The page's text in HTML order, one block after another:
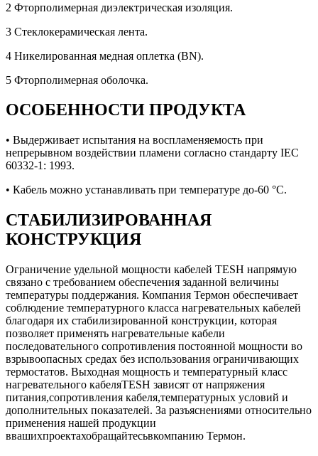
2 Фторполимерная диэлектрическая изоляция.
3 Стеклокерамическая лента.
4 Никелированная медная оплетка (BN).
5 Фторполимерная оболочка.
ОСОБЕННОСТИ ПРОДУКТА
• Выдерживает испытания на воспламеняемость при
непрерывном воздействии пламени согласно стандарту IEC
60332-1: 1993.
• Кабель можно устанавливать при температуре до-60 °C.
СТАБИЛИЗИРОВАННАЯ
КОНСТРУКЦИЯ
Ограничение удельной мощности кабелей TESH напрямую
связано с требованием обеспечения заданной величины
температуры поддержания. Компания Термон обеспечивает
соблюдение температурного класса нагревательных кабелей
благодаря их стабилизированной конструкции, которая
позволяет применять нагревательные кабели
последовательного сопротивления постоянной мощности во
взрывоопасных средах без использования ограничивающих
термостатов. Выходная мощность и температурный класс
нагревательного кабеляTESH зависят от напряжения
питания,сопротивления кабеля,температурных условий и
дополнительных показателей. За разъяснениями относительно
применения нашей продукции
ввашихпроектахобращайтесьвкомпанию Термон.